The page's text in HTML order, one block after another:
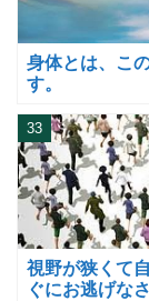
身体とは、こ
す。
視野が狭くて
ぐにお逃げなさ
33